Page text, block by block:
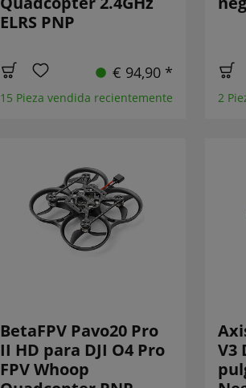
ELRS PNP
€ 94,90 *
15 Pieza vendida recientemente 2
BetaFPV Pavo20 Pro
II HD para DJI O4 Pro
FPV Whoop
V3